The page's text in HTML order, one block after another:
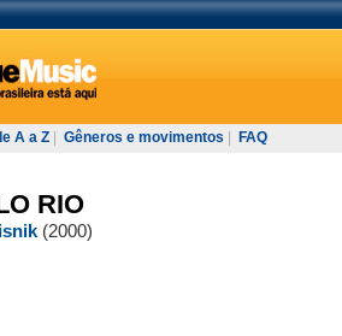
A a Z Gêneros e movimentos FAQ
RIO
(2000)